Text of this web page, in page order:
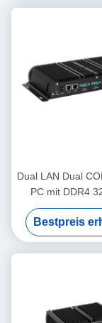
Dual LAN Dual
PC mit DDR4
Celeron J4125
PC
Bestpreis